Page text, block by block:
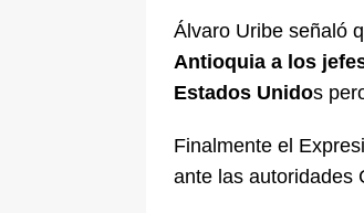
Álvaro Uribe señaló
Antioquia a los
Estados Unidos
Finalmente el
ante las autoridades